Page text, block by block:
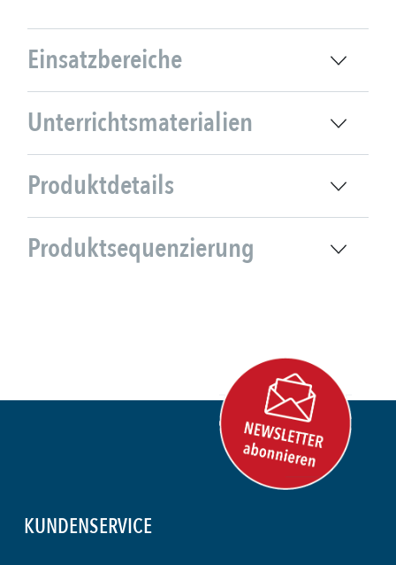
Einsatzbereiche
Unterrichtsmaterialien
Produktdetails
Produktsequenzierung
KUNDENSERVICE